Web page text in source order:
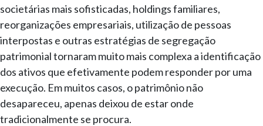
societárias mais sofisticadas, holdings familiares,
reorganizações empresariais, utilização de pessoas
interpostas e outras estratégias de segregação
patrimonial tornaram muito mais complexa a identificação
dos ativos que efetivamente podem responder por uma
execução. Em muitos casos, o patrimônio não
desapareceu, apenas deixou de estar onde
tradicionalmente se procura.